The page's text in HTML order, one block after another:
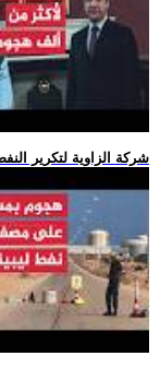
.. شركة الزاوية لتكرير